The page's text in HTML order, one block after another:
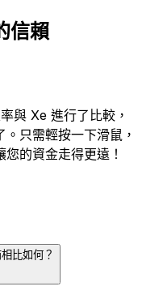
信賴
與 Xe 進行了比較，
只需輕按一下滑鼠，
的資金走得更遠！
比如何？